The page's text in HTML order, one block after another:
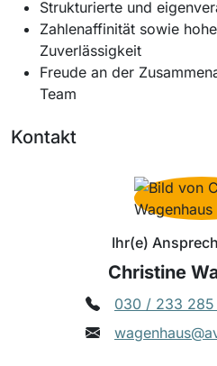
Strukturierte und
Zahlenaffinität sowie
Zuverlässigkeit
Freude an der
Team
Kontakt
Ihr(e)
Christine
030 / 233 285